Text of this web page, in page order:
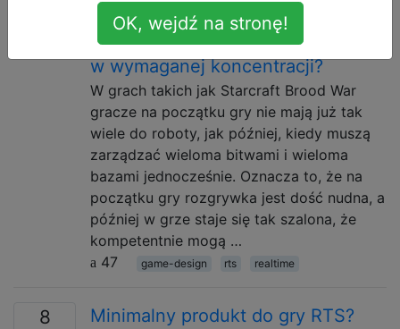
której wszystkie fazy meczu są
równie zaangażowane bez skoków
w wymaganej koncentracji?
W grach takich jak Starcraft Brood War
gracze na początku gry nie mają już tak
wiele do roboty, jak później, kiedy muszą
zarządzać wieloma bitwami i wieloma
bazami jednocześnie. Oznacza to, że na
początku gry rozgrywka jest dość nudna, a
później w grze staje się tak szalona, ​​że ​​
kompetentnie mogą …
47
game-design rts realtime
8 Minimalny produkt do gry RTS?
OK, wejdź na stronę!